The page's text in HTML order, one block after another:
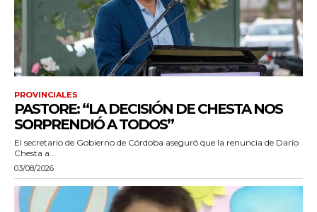
PROVINCIALES
PASTORE: “LA DECISIÓN DE CHESTA NOS
SORPRENDIÓ A TODOS”
El secretario de Gobierno de Córdoba aseguró que la renuncia de Darío
Chesta a...
03/08/2026